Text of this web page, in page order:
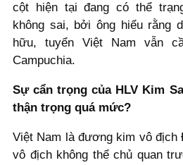
cột hiện tại đang có thể
không sai, bởi ông hiểu rằng
hữu, tuyển Việt Nam vẫn
Campuchia.
Sự cẩn trọng của HLV Kim
thận trọng quá mức?
Việt Nam là đương kim vô địch
vô địch không thể chủ quan